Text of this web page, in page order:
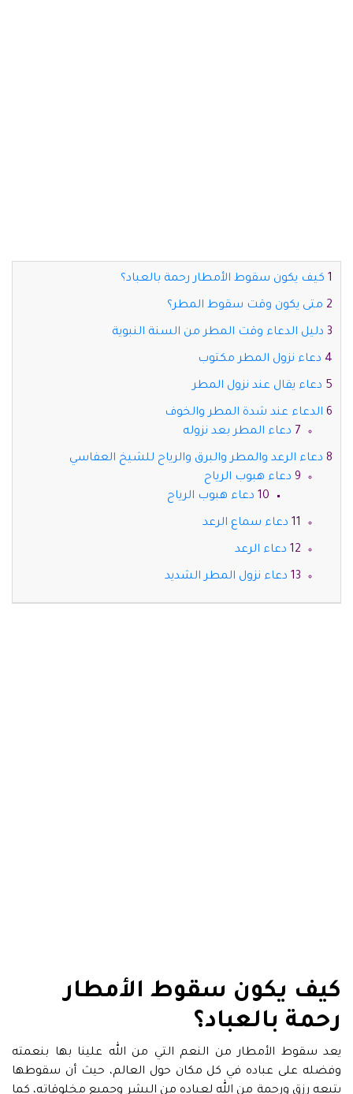
كيف يكون سقوط الأمطار رحمة بالعباد؟
متى يكون وقت سقوط المطر؟
دليل الدعاء وقت المطر من السنة النبوية
دعاء نزول المطر مكتوب
دعاء يقال عند نزول المطر
الدعاء عند شدة المطر والخوف
دعاء المطر بعد نزوله
دعاء الرعد والمطر والبرق والرياح للشيخ العفاسي
دعاء هبوب الرياح
دعاء هبوب الرياح
دعاء سماع الرعد
دعاء الرعد
دعاء نزول المطر الشديد
كيف يكون سقوط الأمطار
رحمة بالعباد؟
يعد سقوط الأمطار من النعم التي من الله علينا بها بنعمته
وفضله على عباده في كل مكان حول العالم، حيث أن سقوطها
يتبعه رزق ورحمة من الله لعباده من البشر وجميع مخلوقاته، كما